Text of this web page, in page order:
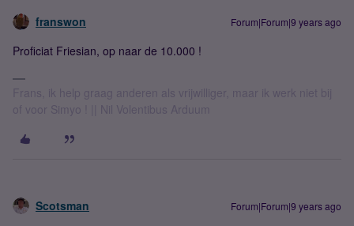
franswon Forum|Forum|9 years ago
Proficiat Friesian, op naar de 10.000 !
Frans, ik help graag anderen als vrijwilliger, maar ik werk niet bij
of voor Simyo ! || Nil Volentibus Arduum
Scotsman Forum|Forum|9 years ago